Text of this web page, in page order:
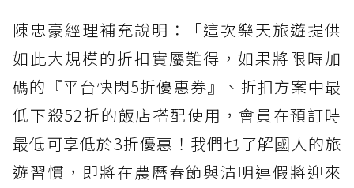
陳忠豪經理補充說明：「這次樂天旅遊提供
如此大規模的折扣實屬難得，如果將限時加
碼的『平台快閃5折優惠券』、折扣方案中最
低下殺52折的飯店搭配使用，會員在預訂時
最低可享低於3折優惠！我們也了解國人的旅
遊習慣，即將在農曆春節與清明連假將迎來